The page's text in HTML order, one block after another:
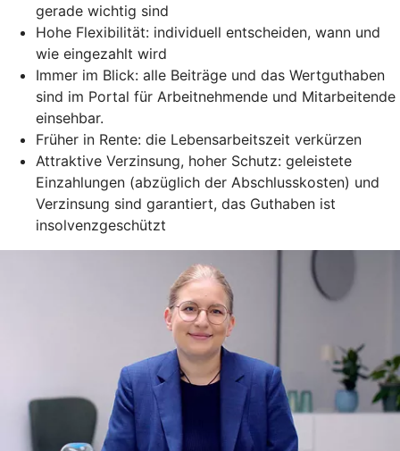
gerade wichtig sind
Hohe Flexibilität: individuell entscheiden, wann und
wie eingezahlt wird
Immer im Blick: alle Beiträge und das Wertguthaben
sind im Portal für Arbeitnehmende und Mitarbeitende
einsehbar.
Früher in Rente: die Lebensarbeitszeit verkürzen
Attraktive Verzinsung, hoher Schutz: geleistete
Einzahlungen (abzüglich der Abschlusskosten) und
Verzinsung sind garantiert, das Guthaben ist
insolvenzgeschützt